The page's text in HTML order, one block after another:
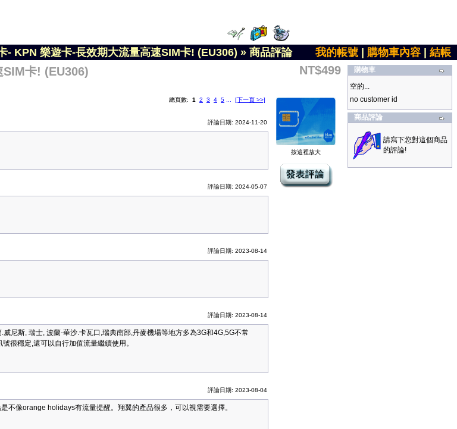
- KPN 樂遊卡-長效期大流量高速SIM卡! (EU306) » 商品評論 我的帳號 購物車內容 結帳
SIM卡! (EU306) NT$499
總頁數: 1 2 3 4 5 [下一頁 >>]
評論日期: 2024-11-20
評論日期: 2024-05-07
評論日期: 2023-08-14
評論日期: 2023-08-14
尼斯, 瑞士, 波蘭-華沙.卡瓦口,瑞典南部,丹麥機場等地方多為3G和4G,5G不常
很穩定,還可以自行加值流量繼續使用。
評論日期: 2023-08-04
不像orange holidays有流量提醒。翔翼的產品很多，可以視需要選擇。
按這裡放大
購物車
空的...
no customer id
商品評論
請寫下您對這個商品
的評論!